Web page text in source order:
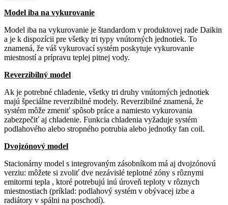
Model iba na vykurovanie
Model iba na vykurovanie je štandardom v produktovej rade Daikin
a je k dispozícii pre všetky tri typy vnútorných jednotiek. To
znamená, že váš vykurovací systém poskytuje vykurovanie
miestností a prípravu teplej pitnej vody.
Reverzibilný model
Ak je potrebné chladenie, všetky tri druhy vnútorných jednotiek
majú špeciálne reverzibilné modely. Reverzibilné znamená, že
systém môže zmeniť spôsob práce a namiesto vykurovania
zabezpečiť aj chladenie. Funkcia chladenia vyžaduje systém
podlahového alebo stropného potrubia alebo jednotky fan coil.
Dvojzónový model
Stacionárny model s integrovaným zásobníkom má aj dvojzónovú
verziu: môžete si zvoliť dve nezávislé teplotné zóny s rôznymi
emitormi tepla , ktoré potrebujú inú úroveň teploty v rôznych
miestnostiach (príklad: podlahový systém v obývacej izbe a
radiátory v spálni na poschodí).